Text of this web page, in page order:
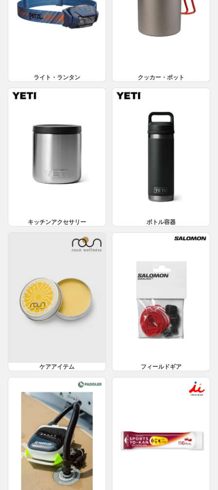
ライト・ランタン クッカー・ポット
キッチンアクセサリー
キッチンアクセサリー
ボトル容器
ボトル容器
ケアアイテム
フィールドギア
フィールドギア
サップ・パックラフト 食品